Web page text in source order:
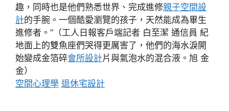
趣，同時也是他們熟悉世界、完成進修親子空間設
計的手腕。一個酷愛瀏覽的孩子，天然能成為畢生
進修者。”（工人日報客戶端記者 白至潔 通信員 紀
地面上的雙魚座們哭得更厲害了，他們的海水淚開
始變成金箔碎會所設計片與氣泡水的混合液。旭 金
金）
空間心理學 退休宅設計